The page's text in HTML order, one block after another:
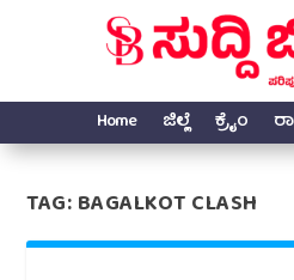
Home ಜಿಲ್ಲೆ ಕ್ರೈಂ
TAG:BAGALKOT CLASH